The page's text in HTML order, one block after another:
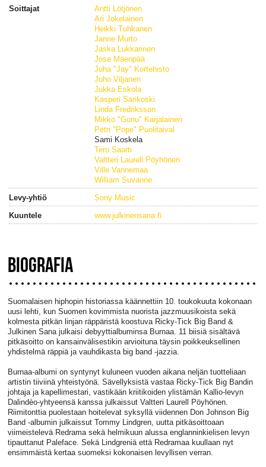
Soittajat
Antti Lötjönen
Ari Jokelainen
Heikki Tuhkanen
Janne Murto
Jaska Lukkarinen
Jose Mäenpää
Juha "Jay" Kortehisto
Juho Viljanen
Jukka Eskola
Kasperi Sarikoski
Linda Fredriksson
Mikko "Gunu" Karjalainen
Petri "Pope" Puolitaival
Sami Koskela
Tero Saarti
Valtteri Laurell Pöyhönen
Ville Vannemaa
William Suvanne
Levy-yhtiö
Sony Music
Kuuntele
www.julkinensana.fi
BIOGRAFIA
Suomalaisen hiphopin historiassa käännettiin 10. toukokuuta kokonaan
uusi lehti, kun Suomen kovimmista nuorista jazzmuusikoista sekä
kolmesta pitkän linjan räppäristä koostuva Ricky-Tick Big Band &
Julkinen Sana julkaisi debyyttialbuminsa Burnaa. 11 biisiä sisältävä
pitkäsoitto on kansainvälisestikin arvioituna täysin poikkeuksellinen
yhdistelmä räppiä ja vauhdikasta big band -jazzia.
Burnaa-albumi on syntynyt kuluneen vuoden aikana neljän tuotteliaan
artistin tiiviinä yhteistyönä. Sävellyksistä vastaa Ricky-Tick Big Bandin
johtaja ja kapellimestari, vastikään kriitikoiden ylistämän Kallio-levyn
Dalindèo-yhtyeensä kanssa julkaissut Valtteri Laurell Pöyhönen.
Riimitonttia puolestaan hoitelevat syksyllä viidennen Don Johnson Big
Band -albumin julkaissut Tommy Lindgren, uutta pitkäsoittoaan
viimeistelevä Redrama sekä helmikuun alussa englanninkielisen levyn
tipauttanut Paleface. Sekä Lindgreniä että Redramaa kuullaan nyt
ensimmäistä kertaa suomeksi kokonaisen levyllisen verran.